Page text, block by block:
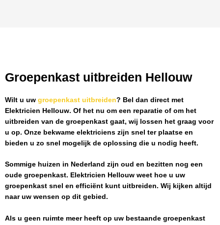
Groepenkast uitbreiden Hellouw
Wilt u uw groepenkast uitbreiden? Bel dan direct met
Elektricien Hellouw. Of het nu om een reparatie of om het
uitbreiden van de groepenkast gaat, wij lossen het graag voor
u op. Onze bekwame elektriciens zijn snel ter plaatse en
bieden u zo snel mogelijk de oplossing die u nodig heeft.
Sommige huizen in Nederland zijn oud en bezitten nog een
oude groepenkast. Elektricien Hellouw weet hoe u uw
groepenkast snel en efficiënt kunt uitbreiden. Wij kijken altijd
naar uw wensen op dit gebied.
Als u geen ruimte meer heeft op uw bestaande groepenkast